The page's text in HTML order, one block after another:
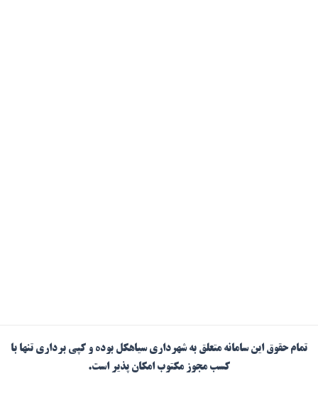
تمام حقوق این سامانه متعلق به شهرداری سیاهکل بوده و کپی برداری تنها با
کسب مجوز مکتوب امکان پذیر است.